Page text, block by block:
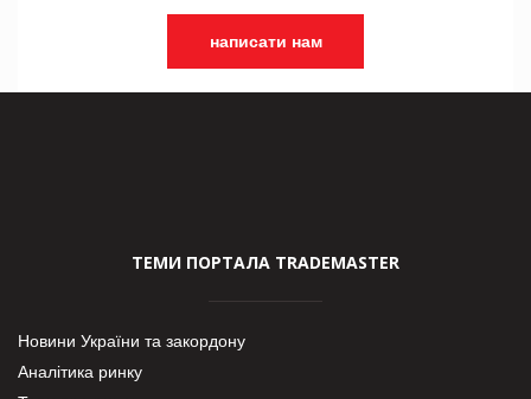
написати нам
ТЕМИ ПОРТАЛА TRADEMASTER
Новини України та закордону
Аналітика ринку